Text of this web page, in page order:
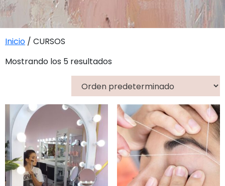
Inicio / CURSOS
Mostrando los 5 resultados